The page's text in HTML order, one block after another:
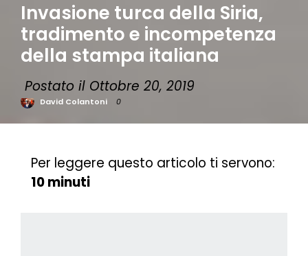
Invasione turca della Siria,
tradimento e incompetenza
della stampa italiana
Postato il Ottobre 20, 2019
David Colantoni 0
Per leggere questo articolo ti servono:
10 minuti